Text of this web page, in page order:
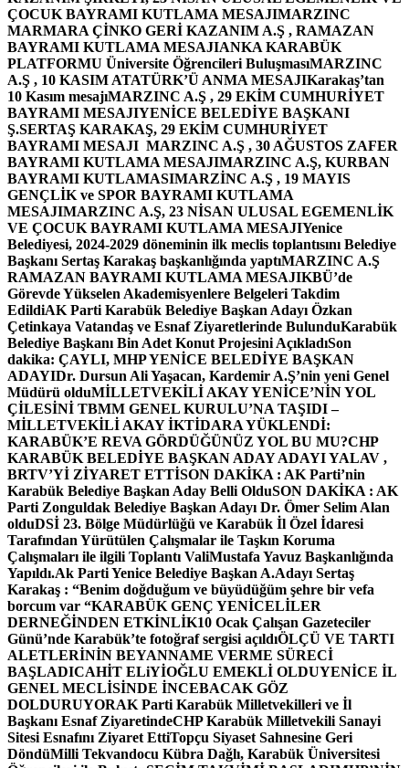
ÇOCUK BAYRAMI KUTLAMA MESAJIMARZINC
MARMARA ÇİNKO GERİ KAZANIM A.Ş , RAMAZAN
BAYRAMI KUTLAMA MESAJIANKA KARABÜK
PLATFORMU Üniversite Öğrencileri BuluşmasıMARZINC
A.Ş , 10 KASIM ATATÜRK’Ü ANMA MESAJIKarakaş’tan
10 Kasım mesajıMARZINC A.Ş , 29 EKİM CUMHURİYET
BAYRAMI MESAJIYENİCE BELEDİYE BAŞKANI
Ş.SERTAŞ KARAKAŞ, 29 EKİM CUMHURİYET
BAYRAMI MESAJI MARZINC A.Ş , 30 AĞUSTOS ZAFER
BAYRAMI KUTLAMA MESAJIMARZINC A.Ş, KURBAN
BAYRAMI KUTLAMASIMARZİNC A.Ş , 19 MAYIS
GENÇLİK ve SPOR BAYRAMI KUTLAMA
MESAJIMARZINC A.Ş, 23 NİSAN ULUSAL EGEMENLİK
VE ÇOCUK BAYRAMI KUTLAMA MESAJIYenice
Belediyesi, 2024-2029 döneminin ilk meclis toplantısını Belediye
Başkanı Sertaş Karakaş başkanlığında yaptıMARZINC A.Ş
RAMAZAN BAYRAMI KUTLAMA MESAJIKBÜ’de
Görevde Yükselen Akademisyenlere Belgeleri Takdim
EdildiAK Parti Karabük Belediye Başkan Adayı Özkan
Çetinkaya Vatandaş ve Esnaf Ziyaretlerinde BulunduKarabük
Belediye Başkanı Bin Adet Konut Projesini AçıkladıSon
dakika: ÇAYLI, MHP YENİCE BELEDİYE BAŞKAN
ADAYIDr. Dursun Ali Yaşacan, Kardemir A.Ş’nin yeni Genel
Müdürü olduMİLLETVEKİLİ AKAY YENİCE’NİN YOL
ÇİLESİNİ TBMM GENEL KURULU’NA TAŞIDI –
MİLLETVEKİLİ AKAY İKTİDARA YÜKLENDİ:
KARABÜK’E REVA GÖRDÜĞÜNÜZ YOL BU MU?CHP
KARABÜK BELEDİYE BAŞKAN ADAY ADAYI YALAV ,
BRTV’Yİ ZİYARET ETTİSON DAKİKA : AK Parti’nin
Karabük Belediye Başkan Aday Belli OlduSON DAKİKA : AK
Parti Zonguldak Belediye Başkan Adayı Dr. Ömer Selim Alan
olduDSİ 23. Bölge Müdürlüğü ve Karabük İl Özel İdaresi
Tarafından Yürütülen Çalışmalar ile Taşkın Koruma
Çalışmaları ile ilgili Toplantı ValiMustafa Yavuz Başkanlığında
Yapıldı.Ak Parti Yenice Belediye Başkan A.Adayı Sertaş
Karakaş : “Benim doğduğum ve büyüdüğüm şehre bir vefa
borcum var “KARABÜK GENÇ YENİCELİLER
DERNEĞİNDEN ETKİNLİK10 Ocak Çalışan Gazeteciler
Günü’nde Karabük’te fotoğraf sergisi açıldıÖLÇÜ VE TARTI
ALETLERİNİN BEYANNAME VERME SÜRECİ
BAŞLADICAHİT ELiYİOĞLU EMEKLİ OLDUYENİCE İL
GENEL MECLİSİNDE İNCEBACAK GÖZ
DOLDURUYORAK Parti Karabük Milletvekilleri ve İl
Başkanı Esnaf ZiyaretindeCHP Karabük Milletvekili Sanayi
Sitesi Esnafını Ziyaret EttiTopçu Siyaset Sahnesine Geri
DöndüMilli Tekvandocu Kübra Dağlı, Karabük Üniversitesi